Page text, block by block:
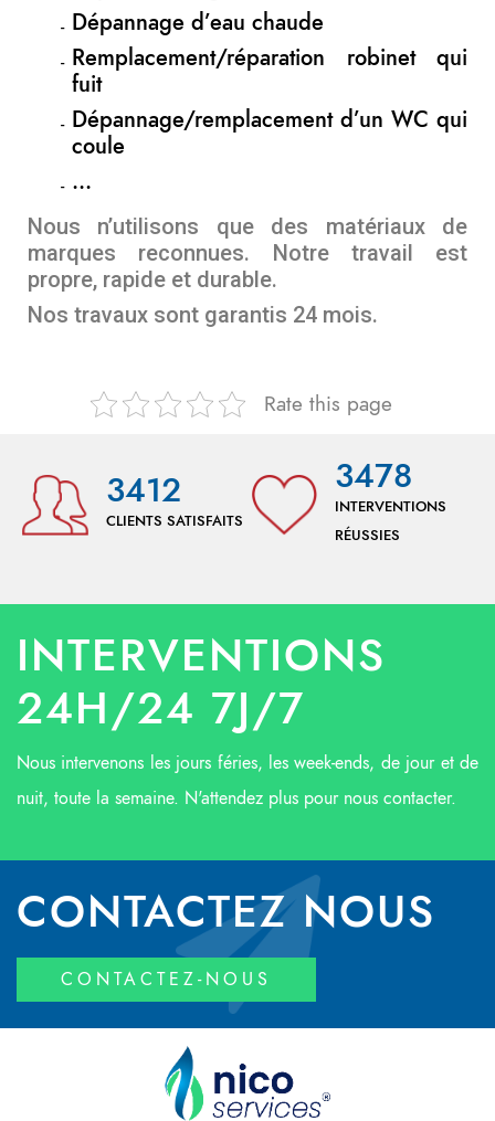
Dépannage d’eau chaude
Remplacement/réparation robinet qui
fuit
Dépannage/remplacement d’un WC qui
coule
…
Nous n’utilisons que des matériaux de
marques reconnues. Notre travail est
propre, rapide et durable.
Nos travaux sont garantis 24 mois.
Rate this page
3412
CLIENTS SATISFAITS
3478
INTERVENTIONS
RÉUSSIES
INTERVENTIONS
24H/24 7J/7
Nous intervenons les jours féries, les week-ends, de jour et de
nuit, toute la semaine. N'attendez plus pour nous contacter.
CONTACTEZ NOUS
CONTACTEZ-NOUS